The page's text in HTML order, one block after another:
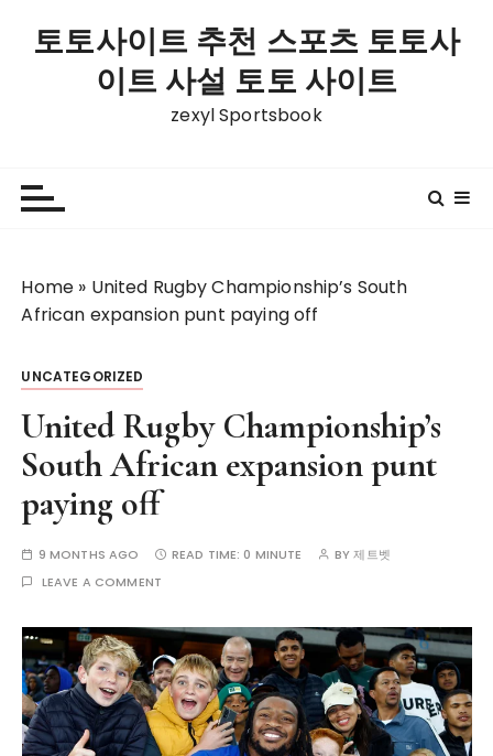
토토사이트 추천 스포츠 토토사
이트 사설 토토 사이트
zexyl Sportsbook
Home » United Rugby Championship’s South
African expansion punt paying off
UNCATEGORIZED
United Rugby Championship’s
South African expansion punt
paying off
9 MONTHS AGO READ TIME: 0 MINUTE BY제트벳
LEAVE A COMMENT